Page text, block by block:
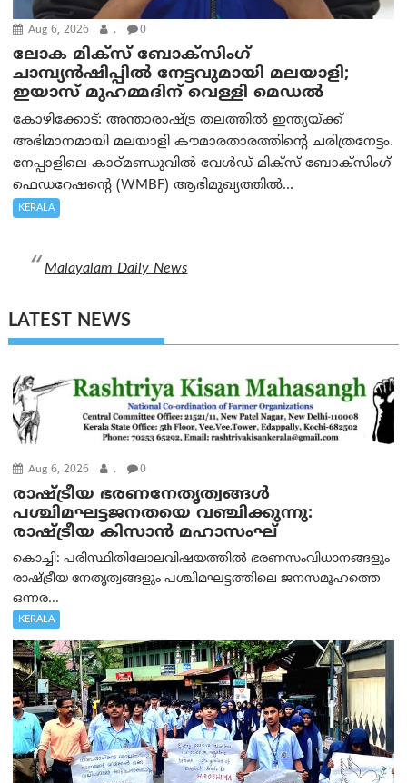
Aug 6, 2026 . 0
ലോക മിക്സ് ബോക്സിംഗ്
ചാമ്പ്യൻഷിപ്പിൽ നേട്ടവുമായി മലയാളി;
ഇയാസ് മുഹമ്മദിന് വെള്ളി മെഡൽ
കോഴിക്കോട്: അന്താരാഷ്ട്ര തലത്തിൽ ഇന്ത്യയ്ക്ക്
അഭിമാനമായി മലയാളി കൗമാരതാരത്തിന്റെ ചരിത്രനേട്ടം.
നേപ്പാളിലെ കാഠ്മണ്ഡുവിൽ വേൾഡ് മിക്സ് ബോക്സിംഗ്
ഫെഡറേഷന്റെ (WMBF) ആഭിമുഖ്യത്തിൽ...
KERALA
Malayalam Daily News
LATEST NEWS
Aug 6, 2026 . 0
രാഷ്ട്രീയ ഭരണനേതൃത്വങ്ങള്‍
പശ്ചിമഘട്ടജനതയെ വഞ്ചിക്കുന്നു:
രാഷ്ട്രീയ കിസാന്‍ മഹാസംഘ്
കൊച്ചി: പരിസ്ഥിതിലോലവിഷയത്തില്‍ ഭരണസംവിധാനങ്ങളും
രാഷ്ട്രീയ നേതൃത്വങ്ങളും പശ്ചിമഘട്ടത്തിലെ ജനസമൂഹത്തെ
ഒന്നര...
KERALA